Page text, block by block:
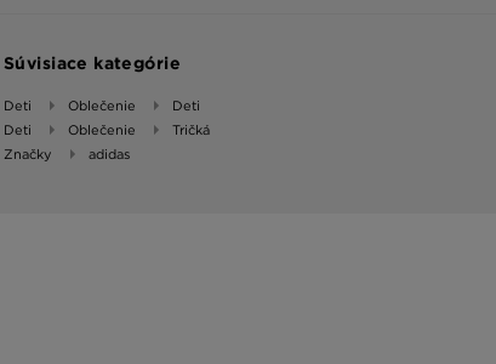
Súvisiace kategórie
Deti Oblečenie
Deti
Deti
Oblečenie
Tričká
Značky
adidas